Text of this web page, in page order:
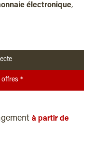
électronique,
Je découvre les offres *
à partir de